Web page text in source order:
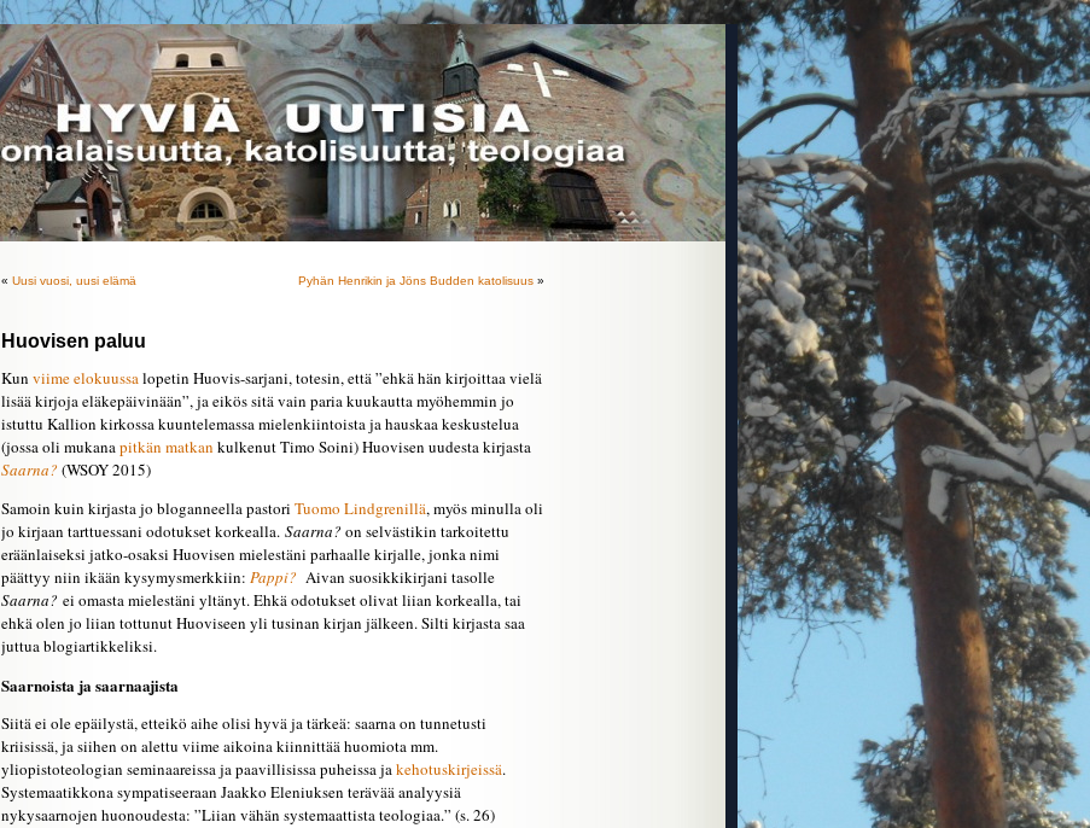
« Uusi vuosi, uusi elämä Pyhän Henrikin ja Jöns Budden katolisuus »
Huovisen paluu
Kun viime elokuussalopetin Huovis-sarjani, totesin, että ”ehkä hän kirjoittaa vielä
lisää kirjoja eläkepäivinään”, ja eikös sitä vain paria kuukautta myöhemmin jo
istuttu Kallion kirkossa kuuntelemassa mielenkiintoista ja hauskaa keskustelua
(jossa oli mukanapitkän matkan kulkenut Timo Soini) Huovisen uudesta kirjasta
Saarna? (WSOY 2015)
Samoin kuin kirjasta jo bloganneella pastori Tuomo Lindgrenillä, myös minulla oli
jo kirjaan tarttuessani odotukset korkealla. Saarna? on selvästikin tarkoitettu
eräänlaiseksi jatko-osaksi Huovisen mielestäni parhaalle kirjalle, jonka nimi
päättyy niin ikään kysymysmerkkiin: Pappi? Aivan suosikkikirjani tasolle
Saarna? ei omasta mielestäni yltänyt. Ehkä odotukset olivat liian korkealla, tai
ehkä olen jo liian tottunut Huoviseen yli tusinan kirjan jälkeen. Silti kirjasta saa
juttua blogiartikkeliksi.
Saarnoista ja saarnaajista
Siitä ei ole epäilystä, etteikö aihe olisi hyvä ja tärkeä: saarna on tunnetusti
kriisissä, ja siihen on alettu viime aikoina kiinnittää huomiota mm.
yliopistoteologian seminaareissa ja paavillisissa puheissa jakehotuskirjeissä.
Systemaatikkona sympatiseeraan Jaakko Eleniuksen terävää analyysiä
nykysaarnojen huonoudesta: ”Liian vähän systemaattista teologiaa.” (s. 26)